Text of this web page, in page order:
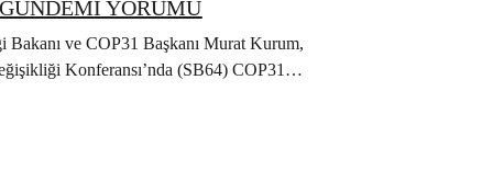
YORUMU
ve COP31 Başkanı Murat Kurum,
Konferansı’nda (SB64) COP31…